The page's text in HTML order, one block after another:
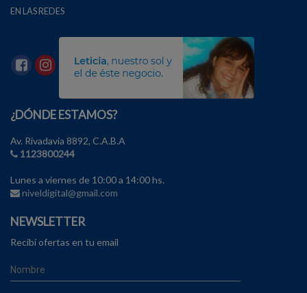
EN LAS REDES
¿DÓNDE ESTAMOS?
Av. Rivadavia 8892, C.A.B.A
1123800244
Lunes a viernes de 10:00 a 14:00 hs.
niveldigital@gmail.com
NEWSLETTER
Recibí ofertas en tu email